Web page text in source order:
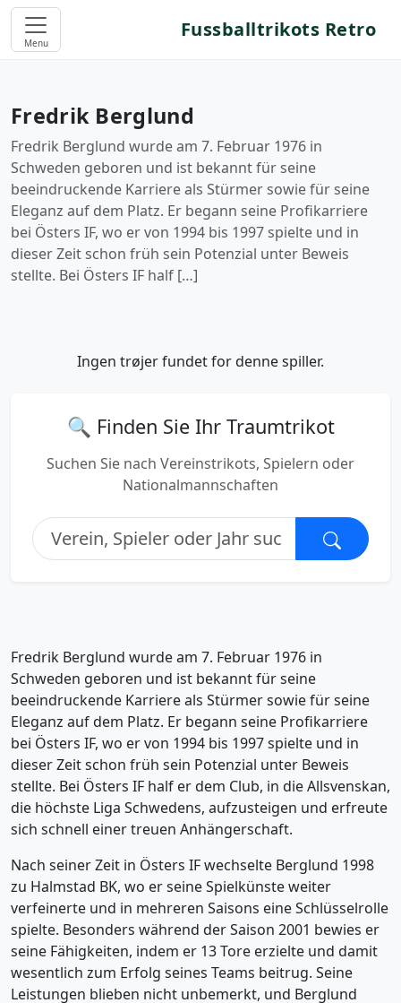
Menu
Fussballtrikots Retro
Fredrik Berglund
Fredrik Berglund wurde am 7. Februar 1976 in
Schweden geboren und ist bekannt für seine
beeindruckende Karriere als Stürmer sowie für seine
Eleganz auf dem Platz. Er begann seine Profikarriere
bei Östers IF, wo er von 1994 bis 1997 spielte und in
dieser Zeit schon früh sein Potenzial unter Beweis
stellte. Bei Östers IF half […]
Ingen trøjer fundet for denne spiller.
🔍 Finden Sie Ihr Traumtrikot
Suchen Sie nach Vereinstrikots, Spielern oder
Nationalmannschaften
Fredrik Berglund wurde am 7. Februar 1976 in
Schweden geboren und ist bekannt für seine
beeindruckende Karriere als Stürmer sowie für seine
Eleganz auf dem Platz. Er begann seine Profikarriere
bei Östers IF, wo er von 1994 bis 1997 spielte und in
dieser Zeit schon früh sein Potenzial unter Beweis
stellte. Bei Östers IF half er dem Club, in die Allsvenskan,
die höchste Liga Schwedens, aufzusteigen und erfreute
sich schnell einer treuen Anhängerschaft.
Nach seiner Zeit in Östers IF wechselte Berglund 1998
zu Halmstad BK, wo er seine Spielkünste weiter
verfeinerte und in mehreren Saisons eine Schlüsselrolle
spielte. Besonders während der Saison 2001 bewies er
seine Fähigkeiten, indem er 13 Tore erzielte und damit
wesentlich zum Erfolg seines Teams beitrug. Seine
Leistungen blieben nicht unbemerkt, und Berglund